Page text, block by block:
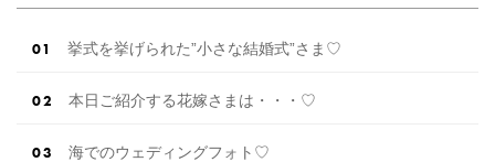
挙式を挙げられた”小さな結婚式”さま♡
本日ご紹介する花嫁さまは・・・♡
海でのウェディングフォト♡